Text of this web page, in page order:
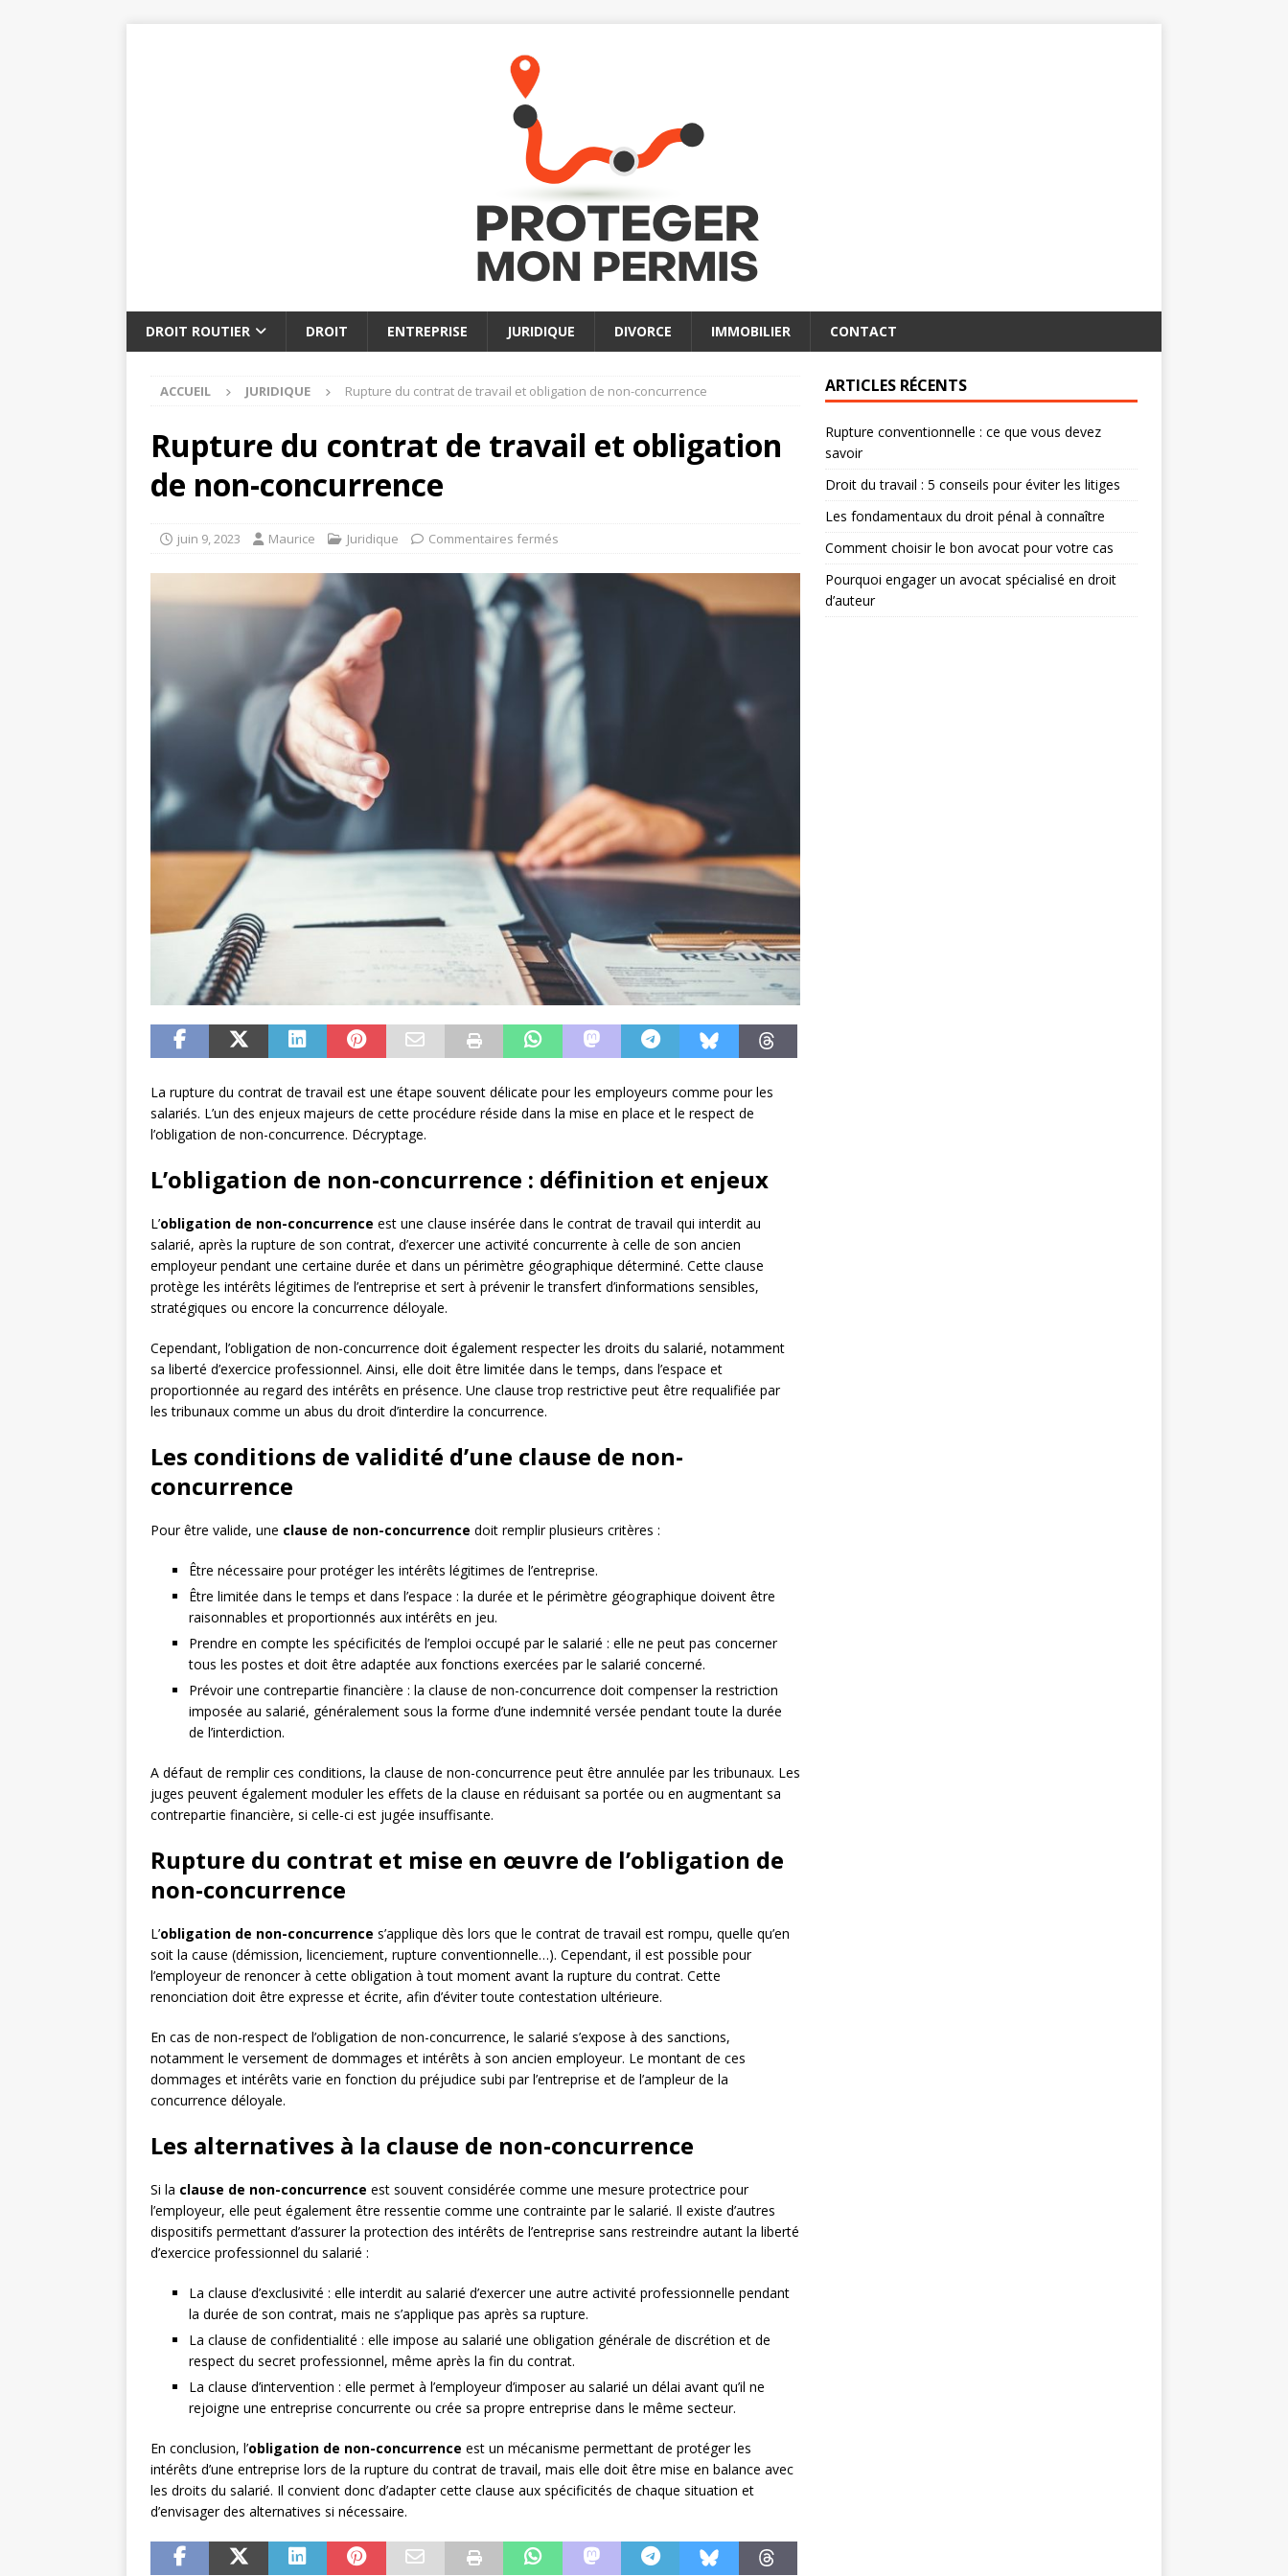
DROIT ROUTIER DROIT ENTREPRISE JURIDIQUE DIVORCE IMMOBILIER CONTACT
ACCUEIL JURIDIQUE Rupture du contrat de travail et obligation de non-concurrence
Rupture du contrat de travail et obligation
de non-concurrence
juin 9, 2023 Maurice Juridique Commentaires fermés
La rupture du contrat de travail est une étape souvent délicate pour les employeurs comme pour les
salariés. L’un des enjeux majeurs de cette procédure réside dans la mise en place et le respect de
l’obligation de non-concurrence. Décryptage.
L’obligation de non-concurrence : définition et enjeux
L’obligation de non-concurrence est une clause insérée dans le contrat de travail qui interdit au
salarié, après la rupture de son contrat, d’exercer une activité concurrente à celle de son ancien
employeur pendant une certaine durée et dans un périmètre géographique déterminé. Cette clause
protège les intérêts légitimes de l’entreprise et sert à prévenir le transfert d’informations sensibles,
stratégiques ou encore la concurrence déloyale.
Cependant, l’obligation de non-concurrence doit également respecter les droits du salarié, notamment
sa liberté d’exercice professionnel. Ainsi, elle doit être limitée dans le temps, dans l’espace et
proportionnée au regard des intérêts en présence. Une clause trop restrictive peut être requalifiée par
les tribunaux comme un abus du droit d’interdire la concurrence.
Les conditions de validité d’une clause de non-
concurrence
Pour être valide, une clause de non-concurrence doit remplir plusieurs critères :
Être nécessaire pour protéger les intérêts légitimes de l’entreprise.
Être limitée dans le temps et dans l’espace : la durée et le périmètre géographique doivent être
raisonnables et proportionnés aux intérêts en jeu.
Prendre en compte les spécificités de l’emploi occupé par le salarié : elle ne peut pas concerner
tous les postes et doit être adaptée aux fonctions exercées par le salarié concerné.
Prévoir une contrepartie financière : la clause de non-concurrence doit compenser la restriction
imposée au salarié, généralement sous la forme d’une indemnité versée pendant toute la durée
de l’interdiction.
A défaut de remplir ces conditions, la clause de non-concurrence peut être annulée par les tribunaux. Les
juges peuvent également moduler les effets de la clause en réduisant sa portée ou en augmentant sa
contrepartie financière, si celle-ci est jugée insuffisante.
Rupture du contrat et mise en œuvre de l’obligation de
non-concurrence
L’obligation de non-concurrence s’applique dès lors que le contrat de travail est rompu, quelle qu’en
soit la cause (démission, licenciement, rupture conventionnelle…). Cependant, il est possible pour
l’employeur de renoncer à cette obligation à tout moment avant la rupture du contrat. Cette
renonciation doit être expresse et écrite, afin d’éviter toute contestation ultérieure.
En cas de non-respect de l’obligation de non-concurrence, le salarié s’expose à des sanctions,
notamment le versement de dommages et intérêts à son ancien employeur. Le montant de ces
dommages et intérêts varie en fonction du préjudice subi par l’entreprise et de l’ampleur de la
concurrence déloyale.
Les alternatives à la clause de non-concurrence
Si la clause de non-concurrence est souvent considérée comme une mesure protectrice pour
l’employeur, elle peut également être ressentie comme une contrainte par le salarié. Il existe d’autres
dispositifs permettant d’assurer la protection des intérêts de l’entreprise sans restreindre autant la liberté
d’exercice professionnel du salarié :
La clause d’exclusivité : elle interdit au salarié d’exercer une autre activité professionnelle pendant
la durée de son contrat, mais ne s’applique pas après sa rupture.
La clause de confidentialité : elle impose au salarié une obligation générale de discrétion et de
respect du secret professionnel, même après la fin du contrat.
La clause d’intervention : elle permet à l’employeur d’imposer au salarié un délai avant qu’il ne
rejoigne une entreprise concurrente ou crée sa propre entreprise dans le même secteur.
En conclusion, l’obligation de non-concurrence est un mécanisme permettant de protéger les
intérêts d’une entreprise lors de la rupture du contrat de travail, mais elle doit être mise en balance avec
les droits du salarié. Il convient donc d’adapter cette clause aux spécificités de chaque situation et
d’envisager des alternatives si nécessaire.
ARTICLES RÉCENTS
Rupture conventionnelle : ce que vous devez
savoir
Droit du travail : 5 conseils pour éviter les litiges
Les fondamentaux du droit pénal à connaître
Comment choisir le bon avocat pour votre cas
Pourquoi engager un avocat spécialisé en droit
d’auteur